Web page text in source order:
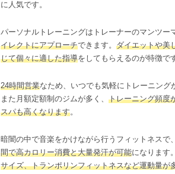
に人気です。
パーソナルトレーニングはトレーナーのマンツー
イレクトにアプローチできます。 ダイエットや美
じて個々に適した指導をしてもらえるのが特徴で
24時間営業なため、いつでも気軽にトレーニング
また月額定額制のジムが多く、 トレーニング頻度
スパも高くなります。
暗闇の中で音楽をかけながら行うフィットネスで、
間で高カロリー消費と大量発汗が可能になります
サイズ、トランポリンフィットネスなど運動量が